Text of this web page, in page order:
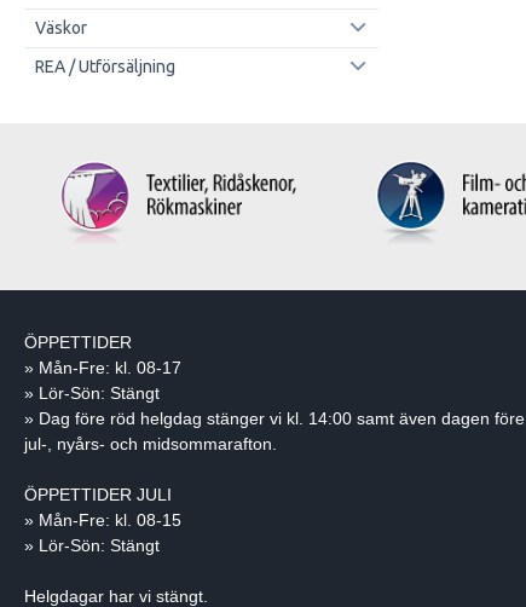
Väskor
REA / Utförsäljning
ÖPPETTIDER
» Mån-Fre: kl. 08-17
» Lör-Sön: Stängt
» Dag före röd helgdag stänger vi kl. 14:00 samt även dagen före
jul-, nyårs- och midsommarafton.
ÖPPETTIDER JULI
» Mån-Fre: kl. 08-15
» Lör-Sön: Stängt
Helgdagar har vi stängt.